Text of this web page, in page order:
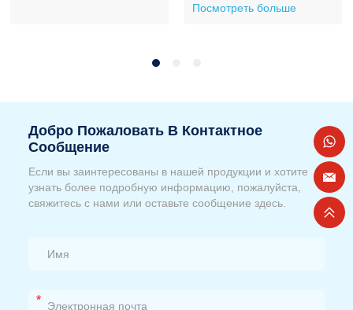
Посмотреть больше
Добро Пожаловать В Контактное
Сообщение
Если вы заинтересованы в нашей продукции и хотите
узнать более подробную информацию, пожалуйста,
свяжитесь с нами или оставьте сообщение здесь.
*